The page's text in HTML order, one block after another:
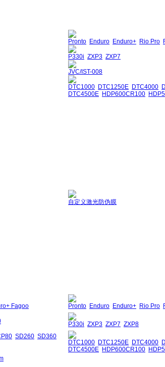
Pronto Enduro Enduro+ Rio Pro
P330i ZXP3 ZXP7
JVC/IST-008
DTC1000 DTC1250E DTC4000
DTC4500E HDP600CR100
自定义激光防伪膜
Fagoo
SD260 SD360
Pronto Enduro Enduro+ Rio Pro
P330i ZXP3 ZXP7 ZXP8
DTC1000 DTC1250E DTC4000
DTC4500E HDP600CR100